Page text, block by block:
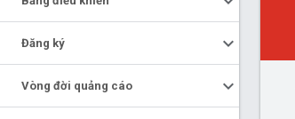
Đăng ký
Vòng đời quảng cáo